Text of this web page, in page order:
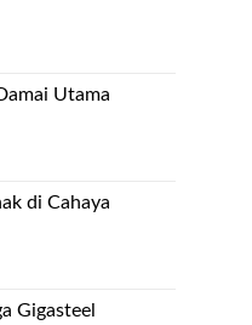
Utama
di Cahaya
Gigasteel